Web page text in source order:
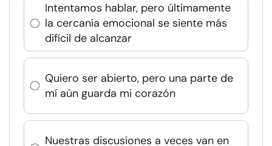
Intentamos hablar, pero últimamente
la cercanía emocional se siente más
difícil de alcanzar
Quiero ser abierto, pero una parte de
mí aún guarda mi corazón
Nuestras discusiones a veces van en